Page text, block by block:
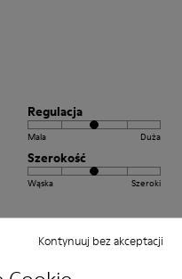
Kontynuuj bez akceptacji
Regulacja
Mala Duża
Szerokość
Wąska Szeroki